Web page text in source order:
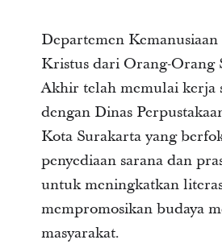
Departemen Kemanusiaan
Kristus dari Orang-Orang
Akhir telah memulai kerja
dengan Dinas
Kota Surakarta yang
penyediaan sarana dan
untuk meningkatkan
mempromosikan budaya
masyarakat.